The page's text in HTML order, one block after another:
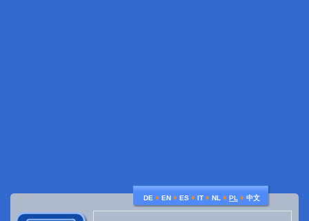
DE ♦ EN ♦ ES ♦ IT ♦ NL ♦ PL ♦ 中文